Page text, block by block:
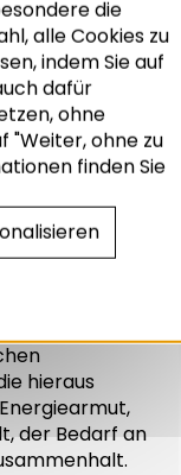
nicht nur
Ebene eine
um
den damit
zu bewerten
die
hieraus
der Bedarf an
die
alle Cookies zu
indem Sie auf
dafür
ohne
"Weiter, ohne zu
finden Sie